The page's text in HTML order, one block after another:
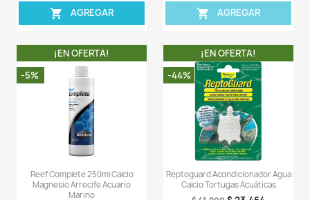
- 1 X tarro de Stability de 250 ML completamente
Comentarios (0)
Sea el primero en escribir una reseña